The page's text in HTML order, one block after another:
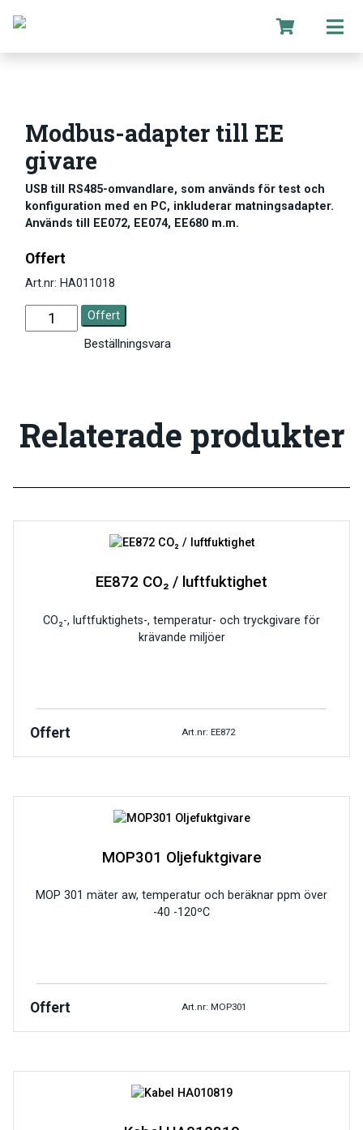
Modbus-adapter till EE
givare
USB till RS485-omvandlare, som används för test och
konfiguration med en PC, inkluderar matningsadapter.
Används till EE072, EE074, EE680 m.m.
Offert
Art.nr: HA011018
Offert
Beställningsvara
Relaterade produkter
EE872 CO₂ / luftfuktighet
CO₂-, luftfuktighets-, temperatur- och tryckgivare för
krävande miljöer
Offert Art.nr: EE872
MOP301 Oljefuktgivare
MOP 301 mäter aw, temperatur och beräknar ppm över
-40 -120ºC
Offert Art.nr: MOP301